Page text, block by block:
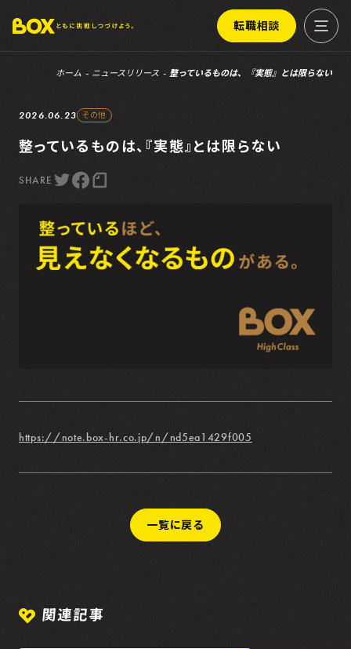
転職相談
ホーム ニュースリリース 整っているものは、『実態』とは限らない
2026.06.23 その他
整っているものは、『実態』とは限らない
SHARE
https://note.box-hr.co.jp/n/nd5ea1429f005
一覧に戻る
関連記事